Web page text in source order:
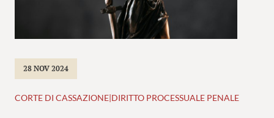
28 NOV 2024
CORTE DI CASSAZIONE|DIRITTO PROCESSUALE PENALE